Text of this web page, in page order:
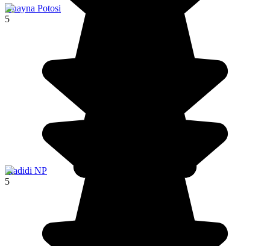
Huayna Potosi
5
Madidi NP
5